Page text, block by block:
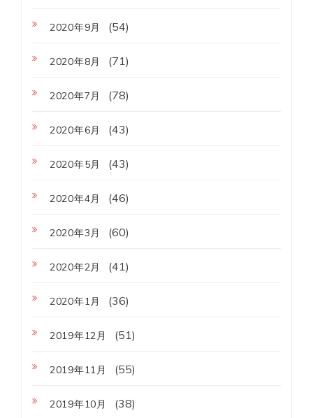
2020年9月 (54)
2020年8月 (71)
2020年7月 (78)
2020年6月 (43)
2020年5月 (43)
2020年4月 (46)
2020年3月 (60)
2020年2月 (41)
2020年1月 (36)
2019年12月 (51)
2019年11月 (55)
2019年10月 (38)